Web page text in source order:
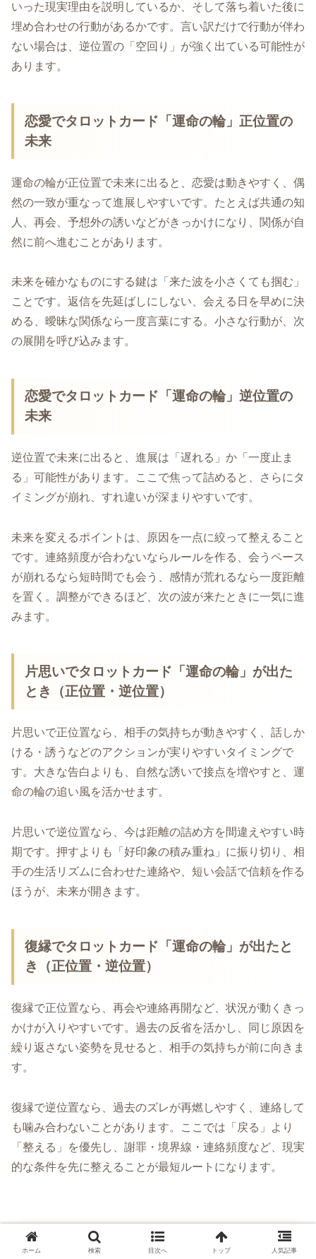
いった現実理由を説明しているか、そして落ち着いた後に
埋め合わせの行動があるかです。言い訳だけで行動が伴わ
ない場合は、逆位置の「空回り」が強く出ている可能性が
あります。
恋愛でタロットカード「運命の輪」正位置の
未来
運命の輪が正位置で未来に出ると、恋愛は動きやすく、偶
然の一致が重なって進展しやすいです。たとえば共通の知
人、再会、予想外の誘いなどがきっかけになり、関係が自
然に前へ進むことがあります。
未来を確かなものにする鍵は「来た波を小さくても掴む」
ことです。返信を先延ばしにしない、会える日を早めに決
める、曖昧な関係なら一度言葉にする。小さな行動が、次
の展開を呼び込みます。
恋愛でタロットカード「運命の輪」逆位置の
未来
逆位置で未来に出ると、進展は「遅れる」か「一度止ま
る」可能性があります。ここで焦って詰めると、さらにタ
イミングが崩れ、すれ違いが深まりやすいです。
未来を変えるポイントは、原因を一点に絞って整えること
です。連絡頻度が合わないならルールを作る、会うペース
が崩れるなら短時間でも会う、感情が荒れるなら一度距離
を置く。調整ができるほど、次の波が来たときに一気に進
みます。
片思いでタロットカード「運命の輪」が出た
とき（正位置・逆位置）
片思いで正位置なら、相手の気持ちが動きやすく、話しか
ける・誘うなどのアクションが実りやすいタイミングで
す。大きな告白よりも、自然な誘いで接点を増やすと、運
命の輪の追い風を活かせます。
片思いで逆位置なら、今は距離の詰め方を間違えやすい時
期です。押すよりも「好印象の積み重ね」に振り切り、相
手の生活リズムに合わせた連絡や、短い会話で信頼を作る
ほうが、未来が開きます。
復縁でタロットカード「運命の輪」が出たと
き（正位置・逆位置）
復縁で正位置なら、再会や連絡再開など、状況が動くきっ
かけが入りやすいです。過去の反省を活かし、同じ原因を
繰り返さない姿勢を見せると、相手の気持ちが前に向きま
す。
復縁で逆位置なら、過去のズレが再燃しやすく、連絡して
も噛み合わないことがあります。ここでは「戻る」より
「整える」を優先し、謝罪・境界線・連絡頻度など、現実
的な条件を先に整えることが最短ルートになります。
仕事でタロットカード「運命の
ホーム 検索 目次へ トップ 人気記事